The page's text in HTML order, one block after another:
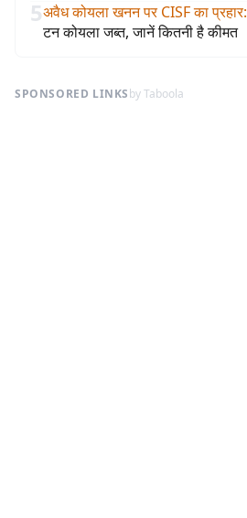
5अवैध कोयला खनन पर CISF का प्रहार:
टन कोयला जब्त, जानें कितनी है कीमत
SPONSORED LINKSby Taboola